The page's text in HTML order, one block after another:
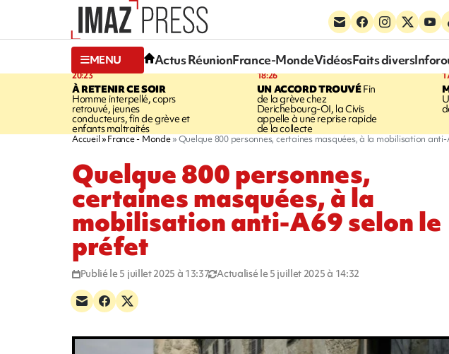
MENU Actus RéunionFrance-MondeVidéosFaits divers
20:23
À RETENIR CE SOIR
Homme interpellé, coprs
retrouvé, jeunes
conducteurs, fin de grève et
enfants maltraités
18:26
UN ACCORD TROUVÉFin
de la grève chez
Derichebourg-OI, la Civis
appelle à une reprise rapide
de la collecte
Accueil France - Monde Quelque 800 personnes, certaines masquées, à la mobilisation
Quelque 800 personnes,
certaines masquées, à la
mobilisation anti-A69 selon le
préfet
Publié le 5 juillet 2025 à 13:37 Actualisé le 5 juillet 2025 à 14:32